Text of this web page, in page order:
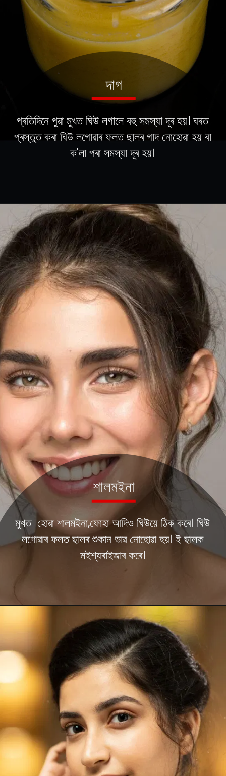
প্ৰতিদিনে পুৱা মুখত ঘিউ লগালে বহু সমস্যা দূৰ হয়। ঘৰত
প্ৰস্তুত কৰা ঘিউ লগোৱাৰ ফলত ছালৰ গাদ নোহোৱা হয় বা
ক'লা পৰা সমস্যা দূৰ হয়।
দাগ
মুখত হোৱা শালমইনা,ফোহা আদিও ঘিউয়ে ঠিক কৰে। ঘিউ
লগোৱাৰ ফলত ছালৰ শুকান ভাৱ নোহোৱা হয়। ই ছালক
মইশ্যৰাইজাৰ কৰে।